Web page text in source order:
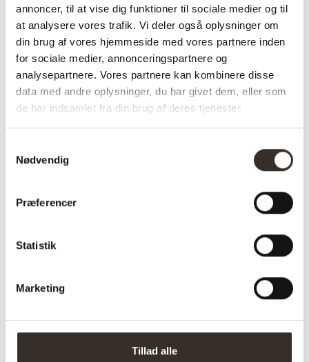
annoncer, til at vise dig funktioner til sociale medier og til
at analysere vores trafik. Vi deler også oplysninger om
din brug af vores hjemmeside med vores partnere inden
for sociale medier, annonceringspartnere og
analysepartnere. Vores partnere kan kombinere disse
data med andre oplysninger, du har givet dem, eller som
de har indsamlet fra din brug af deres tjenester.
Nødvendig
Præferencer
Statistik
Marketing
Tillad alle
✅ Stk. pris
✅Farve: Natur
Varenummer (SKU):2009-DK Kategori:Bænke og puf
Specifikationer:
35 cm